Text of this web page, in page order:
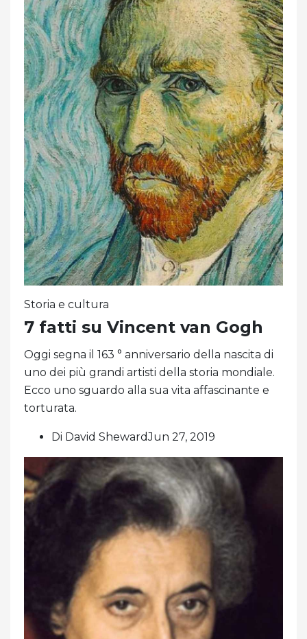
Storia e cultura
7 fatti su Vincent van Gogh
Oggi segna il 163 ° anniversario della nascita di
uno dei più grandi artisti della storia mondiale.
Ecco uno sguardo alla sua vita affascinante e
torturata.
Di David ShewardJun 27, 2019